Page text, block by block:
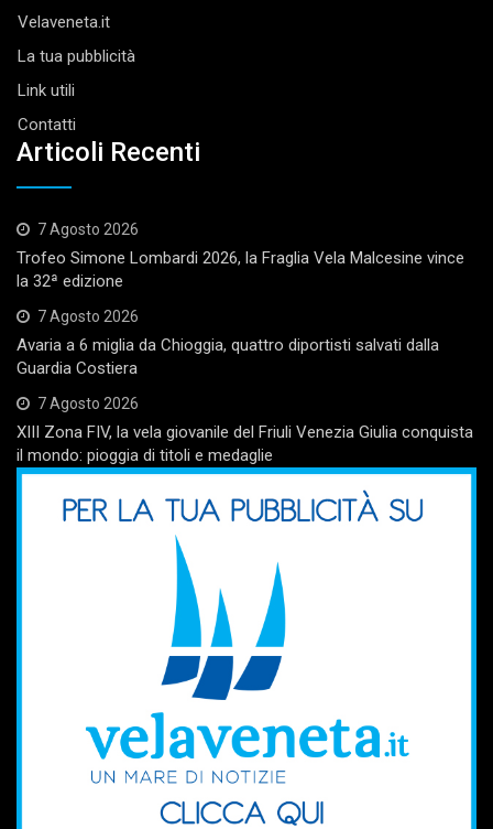
Velaveneta.it
La tua pubblicità
Link utili
Contatti
Articoli Recenti
7 Agosto 2026
Trofeo Simone Lombardi 2026, la Fraglia Vela Malcesine vince
la 32ª edizione
7 Agosto 2026
Avaria a 6 miglia da Chioggia, quattro diportisti salvati dalla
Guardia Costiera
7 Agosto 2026
XIII Zona FIV, la vela giovanile del Friuli Venezia Giulia conquista
il mondo: pioggia di titoli e medaglie